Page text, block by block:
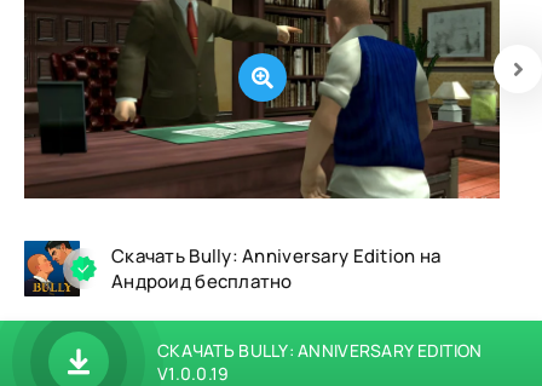
Скачать Bully: Anniversary Edition на
Андроид бесплатно
СКАЧАТЬ BULLY: ANNIVERSARY EDITION
V1.0.0.19